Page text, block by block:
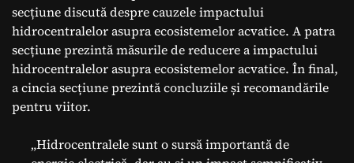
secțiune discută despre cauzele impactului
hidrocentralelor asupra ecosistemelor acvatice. A patra
secțiune prezintă măsurile de reducere a impactului
hidrocentralelor asupra ecosistemelor acvatice. În final,
a cincia secțiune prezintă concluziile și recomandările
pentru viitor.
„Hidrocentralele sunt o sursă importantă de